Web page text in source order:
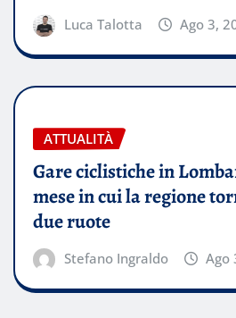
Luca Talotta Ago 3,
ATTUALITÀ
Gare ciclistiche in
mese in cui la regione
due ruote
Stefano Ingraldo Ago